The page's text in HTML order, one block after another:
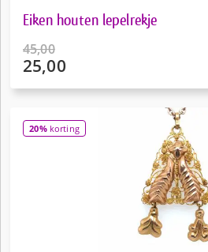
Eiken houten lepelrekje
45,00
Oorspronkelijke
25,00
is:
€25,00.
20%korting